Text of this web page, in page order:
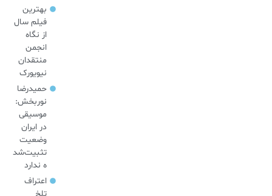
بهترین
فیلم سال
از نگاه
انجمن
منتقدان
نیویورک
حمیدرضا
نوربخش:
موسیقی
در ایران
وضعیت
تثبیت‌شد
ه ندارد
اعتراف
تلخ